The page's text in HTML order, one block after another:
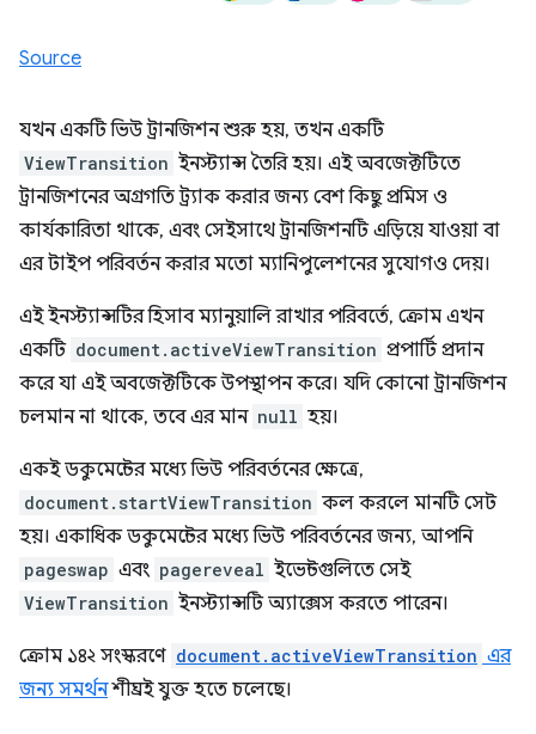
Source
যখন একটি ভিউ ট্রানজিশন শুরু হয়, তখন একটি
ViewTransition ইনস্ট্যান্স তৈরি হয়। এই অবজেক্টটিতে
ট্রানজিশনের অগ্রগতি ট্র্যাক করার জন্য বেশ কিছু প্রমিস ও
কার্যকারিতা থাকে, এবং সেইসাথে ট্রানজিশনটি এড়িয়ে যাওয়া বা
এর টাইপ পরিবর্তন করার মতো ম্যানিপুলেশনের সুযোগও দেয়।
এই ইনস্ট্যান্সটির হিসাব ম্যানুয়ালি রাখার পরিবর্তে, ক্রোম এখন
একটি document.activeViewTransition প্রপার্টি প্রদান
করে যা এই অবজেক্টটিকে উপস্থাপন করে। যদি কোনো ট্রানজিশন
চলমান না থাকে, তবে এর মান null হয়।
একই ডকুমেন্টের মধ্যে ভিউ পরিবর্তনের ক্ষেত্রে,
document.startViewTransition কল করলে মানটি সেট
হয়। একাধিক ডকুমেন্টের মধ্যে ভিউ পরিবর্তনের জন্য, আপনি
pageswap এবং pagereveal ইভেন্টগুলিতে সেই
ViewTransition ইনস্ট্যান্সটি অ্যাক্সেস করতে পারেন।
ক্রোম ১৪২ সংস্করণে document.activeViewTransition এর
জন্য সমর্থনশীঘ্রই যুক্ত হতে চলেছে।